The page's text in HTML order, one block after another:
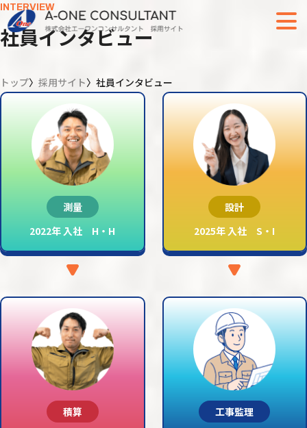
INTERVIEW
社員インタビュー
トップ 採用サイト 社員インタビュー
測量
2022年 入社 H・H
設計
2025年 入社 S・I
積算
工事監理